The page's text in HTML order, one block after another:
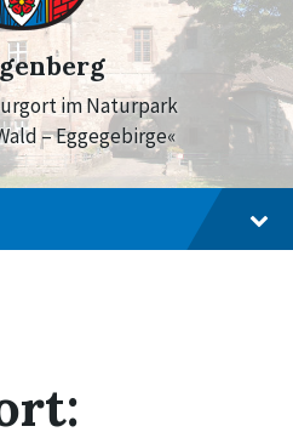
im Naturpark
– Eggegebirge«